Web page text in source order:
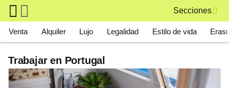
Skip to main content
Secciones
Main navigation
Venta Alquiler Lujo Legalidad Estilo de vida
Trabajar en Portugal